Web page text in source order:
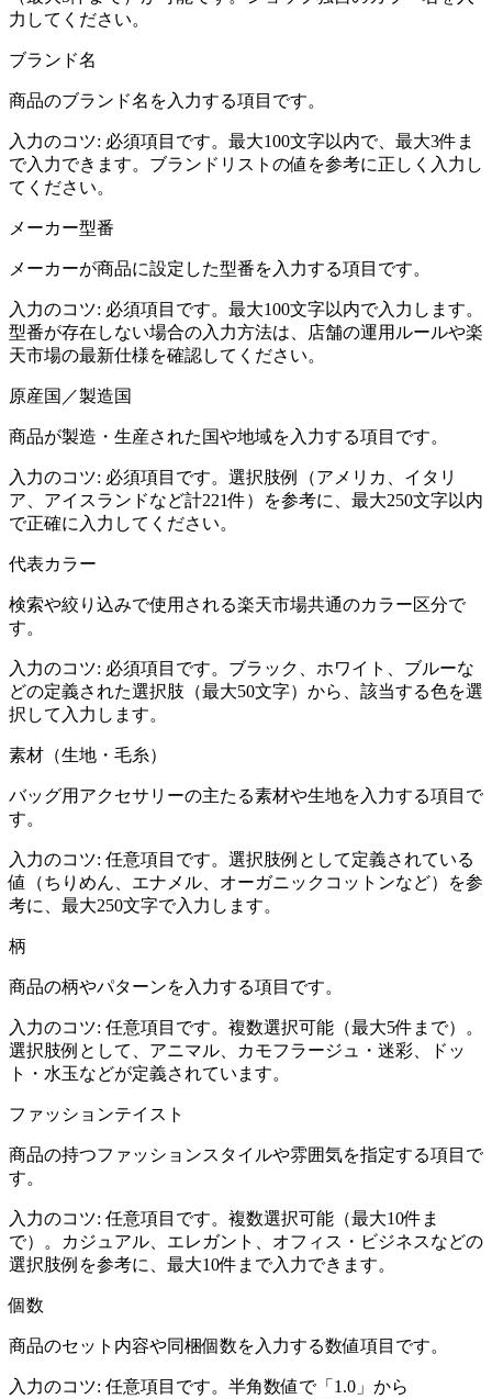
力してください。
ブランド名
商品のブランド名を入力する項目です。
入力のコツ: 必須項目です。最大100文字以内で、最大3件ま
で入力できます。ブランドリストの値を参考に正しく入力し
てください。
メーカー型番
メーカーが商品に設定した型番を入力する項目です。
入力のコツ: 必須項目です。最大100文字以内で入力します。
型番が存在しない場合の入力方法は、店舗の運用ルールや楽
天市場の最新仕様を確認してください。
原産国／製造国
商品が製造・生産された国や地域を入力する項目です。
入力のコツ: 必須項目です。選択肢例（アメリカ、イタリ
ア、アイスランドなど計221件）を参考に、最大250文字以内
で正確に入力してください。
代表カラー
検索や絞り込みで使用される楽天市場共通のカラー区分で
す。
入力のコツ: 必須項目です。ブラック、ホワイト、ブルーな
どの定義された選択肢（最大50文字）から、該当する色を選
択して入力します。
素材（生地・毛糸）
バッグ用アクセサリーの主たる素材や生地を入力する項目で
す。
入力のコツ: 任意項目です。選択肢例として定義されている
値（ちりめん、エナメル、オーガニックコットンなど）を参
考に、最大250文字で入力します。
柄
商品の柄やパターンを入力する項目です。
入力のコツ: 任意項目です。複数選択可能（最大5件まで）。
選択肢例として、アニマル、カモフラージュ・迷彩、ドッ
ト・水玉などが定義されています。
ファッションテイスト
商品の持つファッションスタイルや雰囲気を指定する項目で
す。
入力のコツ: 任意項目です。複数選択可能（最大10件ま
で）。カジュアル、エレガント、オフィス・ビジネスなどの
選択肢例を参考に、最大10件まで入力できます。
個数
商品のセット内容や同梱個数を入力する数値項目です。
入力のコツ: 任意項目です。半角数値で「1.0」から